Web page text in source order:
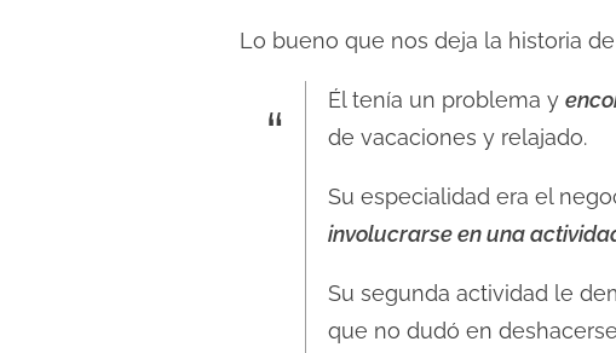
Lo bueno que nos deja la historia
Él tenía un problema y
de vacaciones y relajado.
Su especialidad era el
involucrarse en una
Su segunda actividad le
que no dudó en